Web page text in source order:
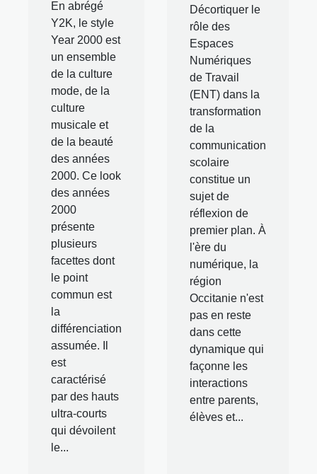
En abrégé
Y2K, le style
Year 2000 est
un ensemble
de la culture
mode, de la
culture
musicale et
de la beauté
des années
2000. Ce look
des années
2000
présente
plusieurs
facettes dont
le point
commun est
la
différenciation
assumée. Il
est
caractérisé
par des hauts
ultra-courts
qui dévoilent
le...
Décortiquer le
rôle des
Espaces
Numériques
de Travail
(ENT) dans la
transformation
de la
communication
scolaire
constitue un
sujet de
réflexion de
premier plan. À
l'ère du
numérique, la
région
Occitanie n'est
pas en reste
dans cette
dynamique qui
façonne les
interactions
entre parents,
élèves et...